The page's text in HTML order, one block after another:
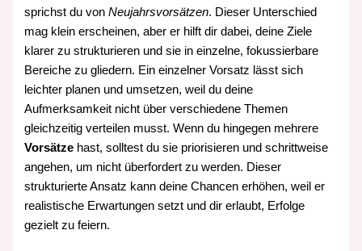
sprichst du vonNeujahrsvorsätzen. Dieser Unterschied
mag klein erscheinen, aber er hilft dir dabei, deine Ziele
klarer zu strukturieren und sie in einzelne, fokussierbare
Bereiche zu gliedern. Ein einzelner Vorsatz lässt sich
leichter planen und umsetzen, weil du deine
Aufmerksamkeit nicht über verschiedene Themen
gleichzeitig verteilen musst. Wenn du hingegen mehrere
Vorsätze hast, solltest du sie priorisieren und schrittweise
angehen, um nicht überfordert zu werden. Dieser
strukturierte Ansatz kann deine Chancen erhöhen, weil er
realistische Erwartungen setzt und dir erlaubt, Erfolge
gezielt zu feiern.